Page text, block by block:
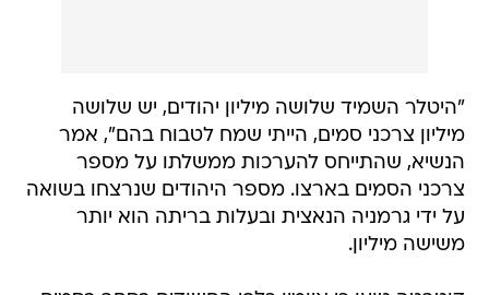
"היטלר השמיד שלושה מיליון יהודים, יש שלושה
מיליון צרכני סמים, הייתי שמח לטבוח בהם", אמר
הנשיא, שהתייחס להערכות ממשלתו על מספר
צרכני הסמים בארצו. מספר היהודים שנרצחו בשואה
על ידי גרמניה הנאצית ובעלות בריתה הוא יותר
משישה מיליון.